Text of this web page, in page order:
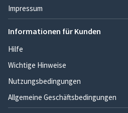
Impressum
Informationen für Kunden
Hilfe
Wichtige Hinweise
Nutzungsbedingungen
Allgemeine Geschäftsbedingungen